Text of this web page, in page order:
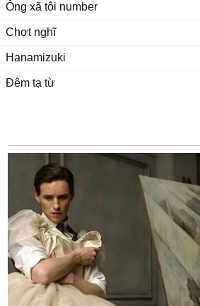
Ông xã tôi number
Chợt nghĩ
Hanamizuki
Đêm tạ từ